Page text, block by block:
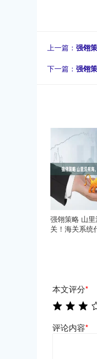
上一篇： 强翎
下一篇： 强翎
强翎策略 山
关！海关系统
本文评分*
评论内容*